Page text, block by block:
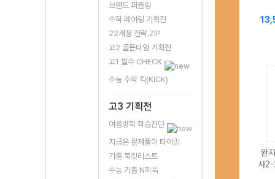
브랜드 퍼즐링
수학 페어링 기획전
22개정 전략.ZIP
고2 골든타임 기획전
고1 필수 CHECK
수능 수학 킥(KICK)
고3 기획전
여름방학 학습진단
지금은 문제풀이 타이밍
기출 북킷리스트
수능 기출 N회독
완
사